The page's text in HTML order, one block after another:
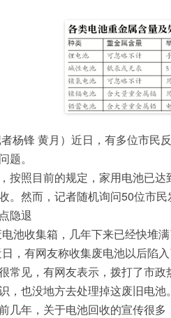
杨锋 黄月）近日，有多位市民
题。
按照目前的规定，家用电池已
。然而，记者随机询问50位市民
隐退
电池收集箱，几年下来已经快堆
，有网友称收集废电池以后陷
常见，有网友表示，拨打了市
，也没地方去处理掉这废旧电池。
几年，关于电池回收的宣传很